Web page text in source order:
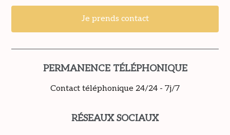
Je prends contact
PERMANENCE TÉLÉPHONIQUE
Contact téléphonique 24/24 - 7j/7
RÉSEAUX SOCIAUX